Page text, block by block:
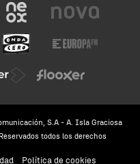
S.A - A. Isla Graciosa
todos los derechos
Política de cookies